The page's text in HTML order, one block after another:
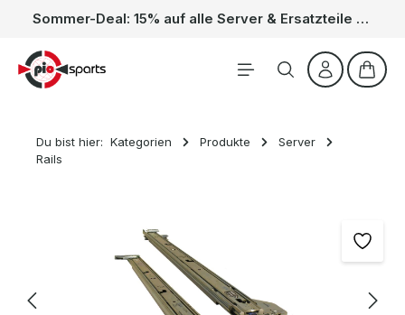
Zum Hauptinhalt springen Sommer-Deal: 15% auf alle Server & Ersatzteile – Kein Code nötig, der Rabatt wird automatisch im Warenkorb abgezogen. Gültig vom 01.06. bis 31.08.
Du bist hier: Kategorien Produkte
Server
Rails